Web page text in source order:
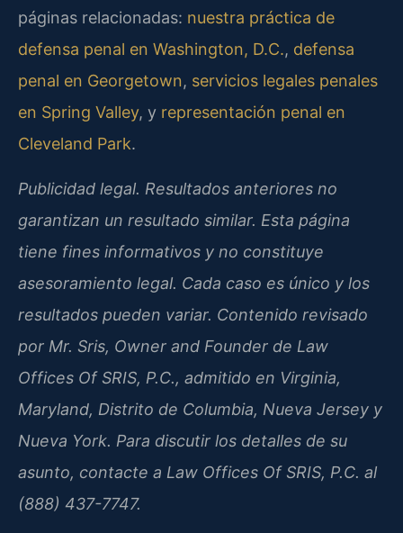
páginas relacionadas: nuestra práctica de
defensa penal en Washington, D.C., defensa
penal en Georgetown, servicios legales penales
en Spring Valley, y representación penal en
Cleveland Park.
Publicidad legal. Resultados anteriores no
garantizan un resultado similar. Esta página
tiene fines informativos y no constituye
asesoramiento legal. Cada caso es único y los
resultados pueden variar. Contenido revisado
por Mr. Sris, Owner and Founder de Law
Offices Of SRIS, P.C., admitido en Virginia,
Maryland, Distrito de Columbia, Nueva Jersey y
Nueva York. Para discutir los detalles de su
asunto, contacte a Law Offices Of SRIS, P.C. al
(888) 437-7747.